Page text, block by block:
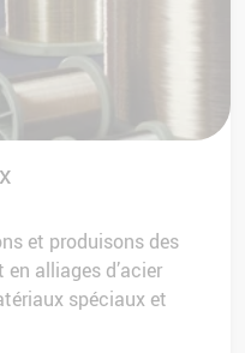
et produisons des
alliages d’acier
spéciaux et